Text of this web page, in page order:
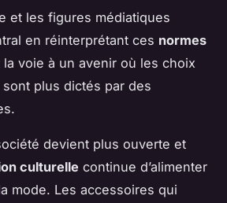
et les figures médiatiques
en réinterprétant ces normes
la voie à un avenir où les choix
plus dictés par des
devient plus ouverte et
culturelle continue d’alimenter
mode. Les accessoires qui